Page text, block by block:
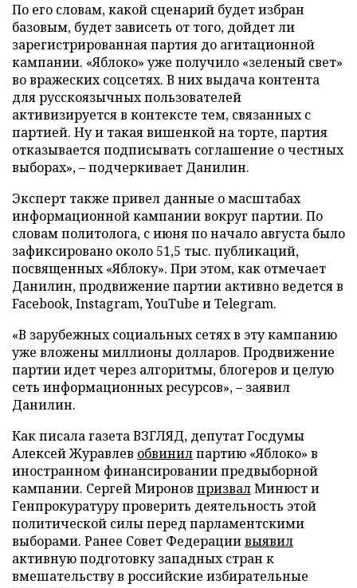
По его словам, какой сценарий будет избран
базовым, будет зависеть от того, дойдет ли
зарегистрированная партия до агитационной
кампании. «Яблоко» уже получило «зеленый свет»
во вражеских соцсетях. В них выдача контента
для русскоязычных пользователей
активизируется в контексте тем, связанных с
партией. Ну и такая вишенкой на торте, партия
отказывается подписывать соглашение о честных
выборах», – подчеркивает Данилин.
Эксперт также привел данные о масштабах
информационной кампании вокруг партии. По
словам политолога, с июня по начало августа было
зафиксировано около 51,5 тыс. публикаций,
посвященных «Яблоку». При этом, как отмечает
Данилин, продвижение партии активно ведется в
Facebook, Instagram, YouTube и Telegram.
«В зарубежных социальных сетях в эту кампанию
уже вложены миллионы долларов. Продвижение
партии идет через алгоритмы, блогеров и целую
сеть информационных ресурсов», – заявил
Данилин.
Как писала газета ВЗГЛЯД, депутат Госдумы
Алексей Журавлев обвинилпартию «Яблоко» в
иностранном финансировании предвыборной
кампании. Сергей Миронов призвалМинюст и
Генпрокуратуру проверить деятельность этой
политической силы перед парламентскими
выборами. Ранее Совет Федерациивыявил
активную подготовку западных стран к
вмешательству в российские избирательные